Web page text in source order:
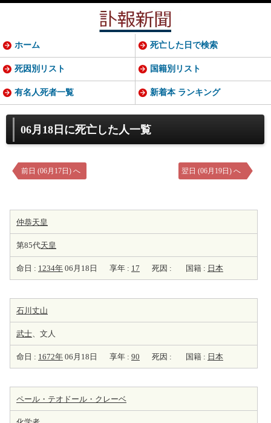
06月18日に死亡した人一覧
前日 (06月17日) へ 翌日 (06月19日) へ
仲恭天皇
第85代天皇
命日 : 1234年 06月18日 享年 : 17 死因 : 国籍 : 日本
石川丈山
武士、文人
命日 : 1672年 06月18日 享年 : 90 死因 : 国籍 : 日本
ペール・テオドール・クレーベ
ホーム 死亡した日で検索
死因別リスト 国籍別リスト
有名人死者一覧 新着本 ランキング